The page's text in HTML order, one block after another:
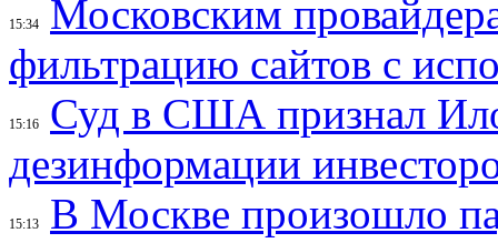
15:34
Московским
фильтрацию сайтов с
15:16
Суд в США признал
дезинформации
15:13 В Москве произошло